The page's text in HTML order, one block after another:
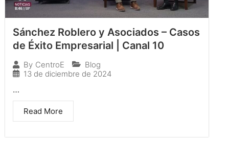
Sánchez Roblero y Asociados – Casos
de Éxito Empresarial | Canal 10
By CentroE
Blog
13 de diciembre de 2024
…
Read More